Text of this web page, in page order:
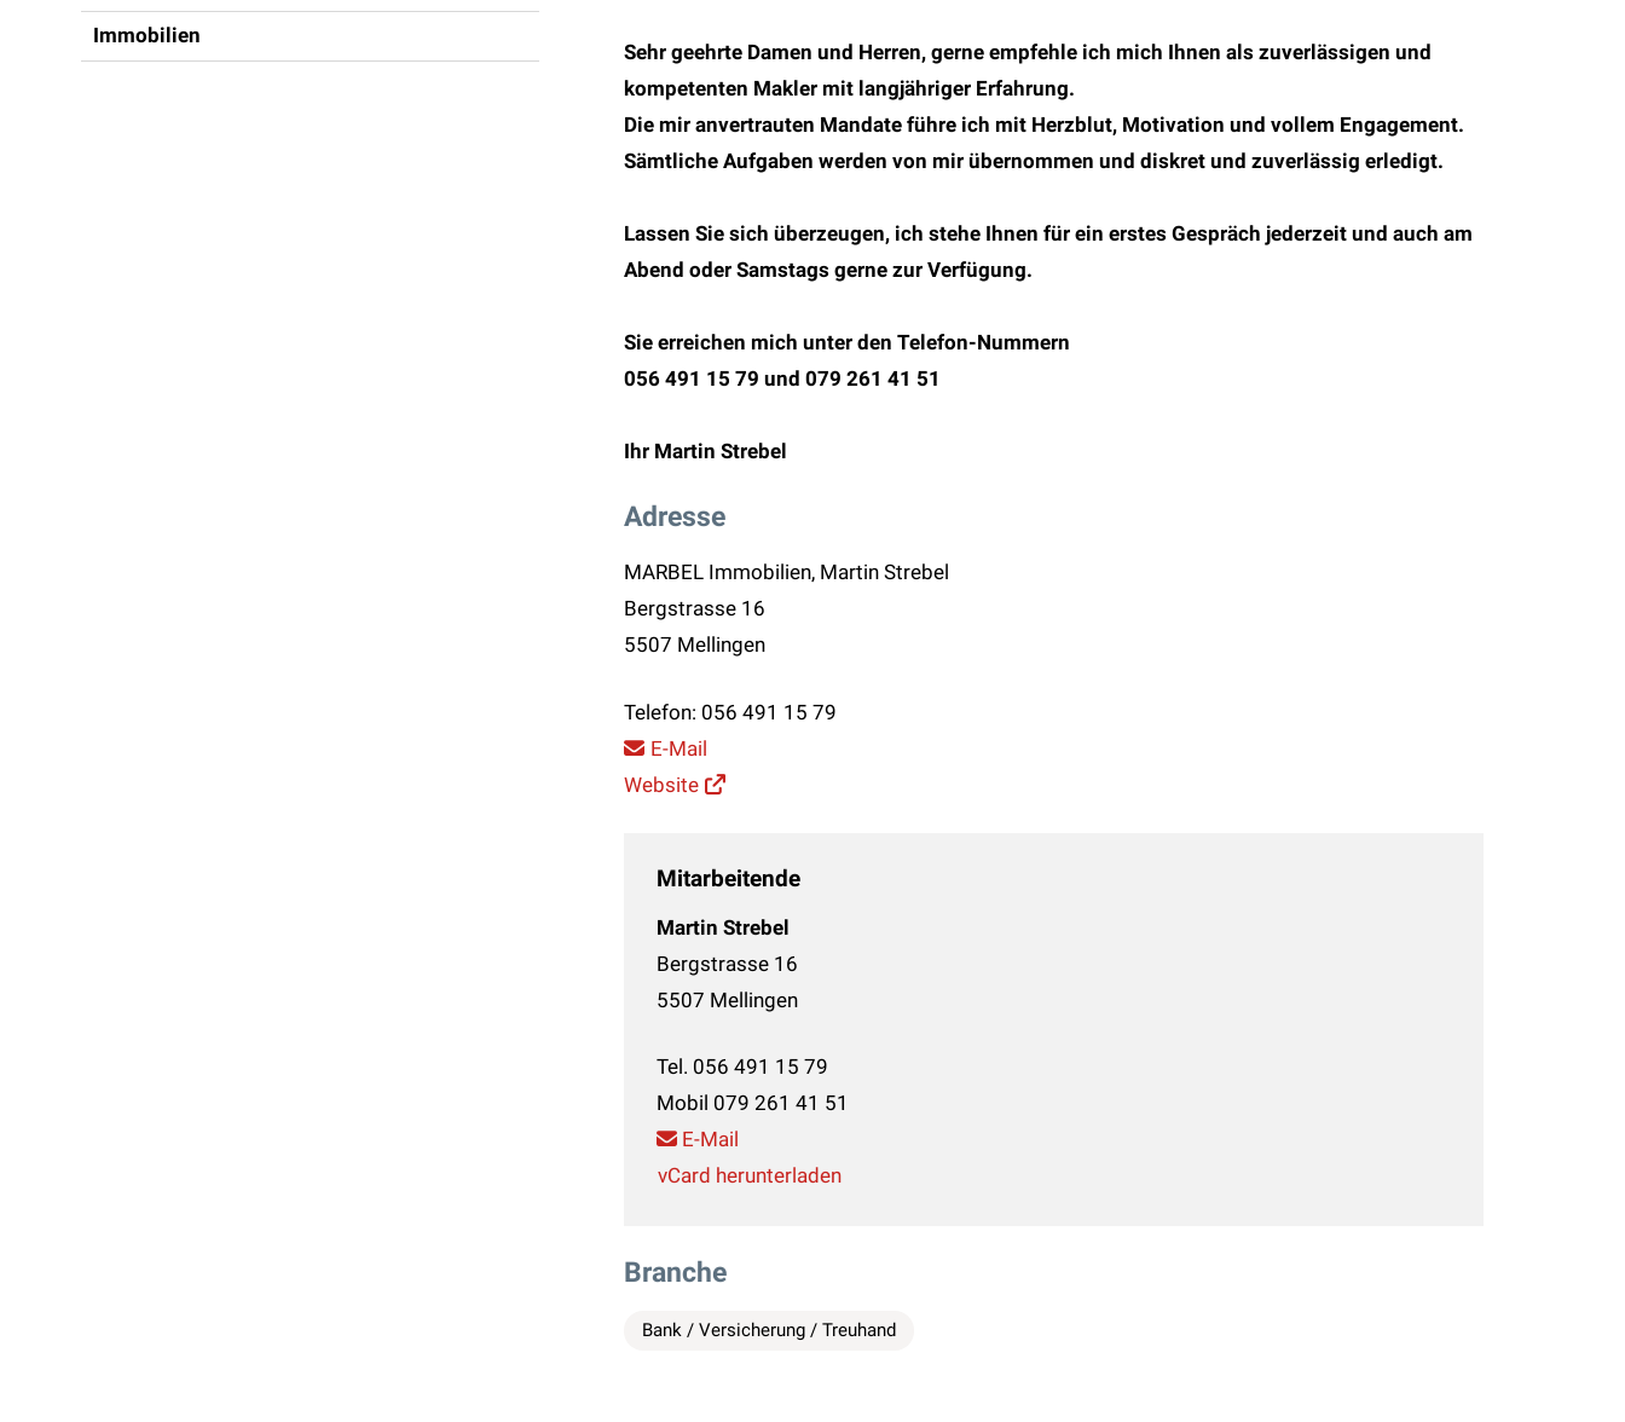
Immobilien
Sehr geehrte Damen und Herren, gerne empfehle ich mich Ihnen als zuverlässigen und
kompetenten Makler mit langjähriger Erfahrung.
Die mir anvertrauten Mandate führe ich mit Herzblut, Motivation und vollem Engagement.
Sämtliche Aufgaben werden von mir übernommen und diskret und zuverlässig erledigt.
Lassen Sie sich überzeugen, ich stehe Ihnen für ein erstes Gespräch jederzeit und auch am
Abend oder Samstags gerne zur Verfügung.
Sie erreichen mich unter den Telefon-Nummern
056 491 15 79 und 079 261 41 51
Ihr Martin Strebel
Adresse
MARBEL Immobilien, Martin Strebel
Bergstrasse 16
5507 Mellingen
Telefon: 056 491 15 79
E-Mail
Website
Mitarbeitende
Martin Strebel
Bergstrasse 16
5507 Mellingen
Tel. 056 491 15 79
Mobil 079 261 41 51
E-Mail
vCard herunterladen
Branche
Bank / Versicherung / Treuhand